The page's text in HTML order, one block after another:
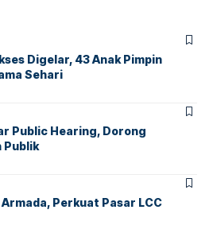
Digelar, 43 Anak Pimpin
Sehari
Public Hearing, Dorong
Publik
Perkuat Pasar LCC